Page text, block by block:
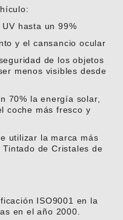
hasta un 99%
y el cansancio ocular
de los objetos
menos visibles desde
70% la energía solar,
coche más fresco y
utilizar la marca más
de Cristales de
ISO9001 en la
en el año 2000.